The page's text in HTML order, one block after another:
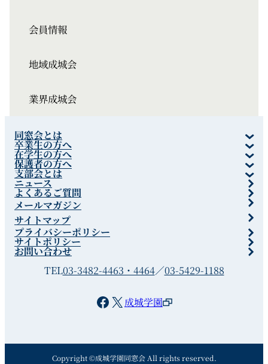
会員情報
地域成城会
業界成城会
TEL03-3482-4463・4464／03-5429-1188
Facebook X 成城学園
同窓会とは
卒業生の方へ
在学生の方へ
保護者の方へ
支部会とは
ニュース
よくあるご質問
メールマガジン
サイトマップ
プライバシーポリシー
サイトポリシー
お問い合わせ
Copyright ©成城学園同窓会 All rights reserved.